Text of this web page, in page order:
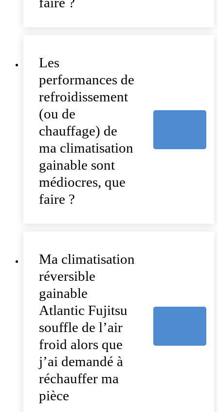
Les
performances de
refroidissement
(ou de
chauffage) de
ma climatisation
gainable sont
médiocres, que
faire ?
Ma climatisation
réversible
gainable
Atlantic Fujitsu
souffle de l’air
froid alors que
j’ai demandé à
réchauffer ma
pièce